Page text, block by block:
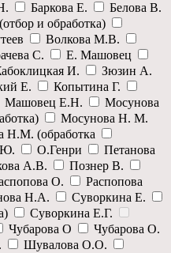
Баркова Е.
Белова В.
и обработка)
Волкова М.В.
С.
Е. Машовец
И.
Зюзин А.
Е.
Копытина Г.
Машовец Е.Н.
Мосунова
Мосунова Н. М.
Н.М. (обработка
Ю. О.Генри
Петанова
А.В.
Познер В.
О.
Распопова
Н.А.
Суворкина Е.
Суворкина Е.Г.
Чубарова О
Чубарова О.
Шувалова О.О.